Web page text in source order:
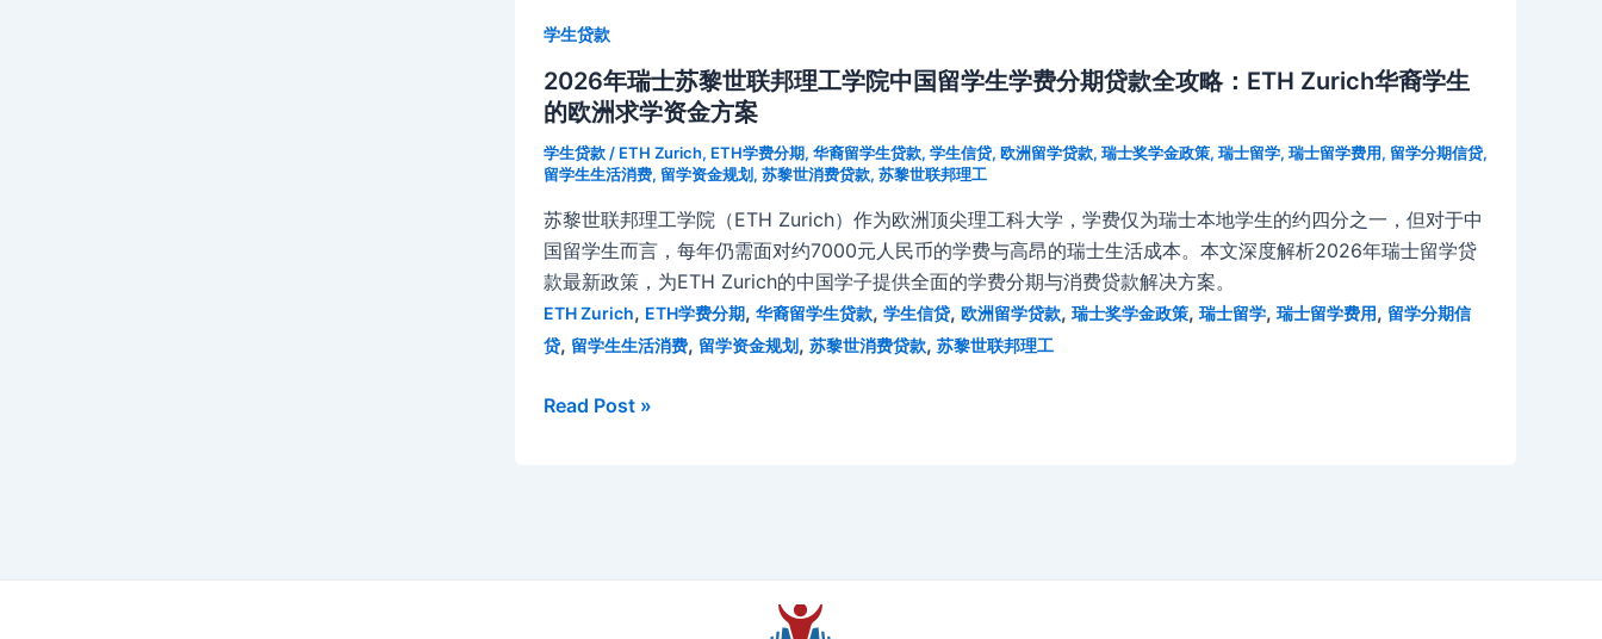
黎
世
联
理
学
院
中
国
留
生
学生贷款
2026年瑞士苏黎世联邦理工学院中国留学生学费分期贷款全攻略：ETH Zurich华裔学生
的欧洲求学资金方案
学生贷款 / ETH Zurich, ETH学费分期, 华裔留学生贷款, 学生信贷, 欧洲留学贷款, 瑞士奖学金政策, 瑞士留学, 瑞士留学费用, 留学分期信贷,
留学生生活消费, 留学资金规划, 苏黎世消费贷款, 苏黎世联邦理工
苏黎世联邦理工学院（ETH Zurich）作为欧洲顶尖理工科大学，学费仅为瑞士本地学生的约四分之一，但对于中
国留学生而言，每年仍需面对约7000元人民币的学费与高昂的瑞士生活成本。本文深度解析2026年瑞士留学贷
款最新政策，为ETH Zurich的中国学子提供全面的学费分期与消费贷款解决方案。
ETH Zurich, ETH学费分期, 华裔留学生贷款, 学生信贷, 欧洲留学贷款, 瑞士奖学金政策, 瑞士留学, 瑞士留学费用, 留学分期信
贷, 留学生生活消费, 留学资金规划, 苏黎世消费贷款, 苏黎世联邦理工
2026
Read Post »